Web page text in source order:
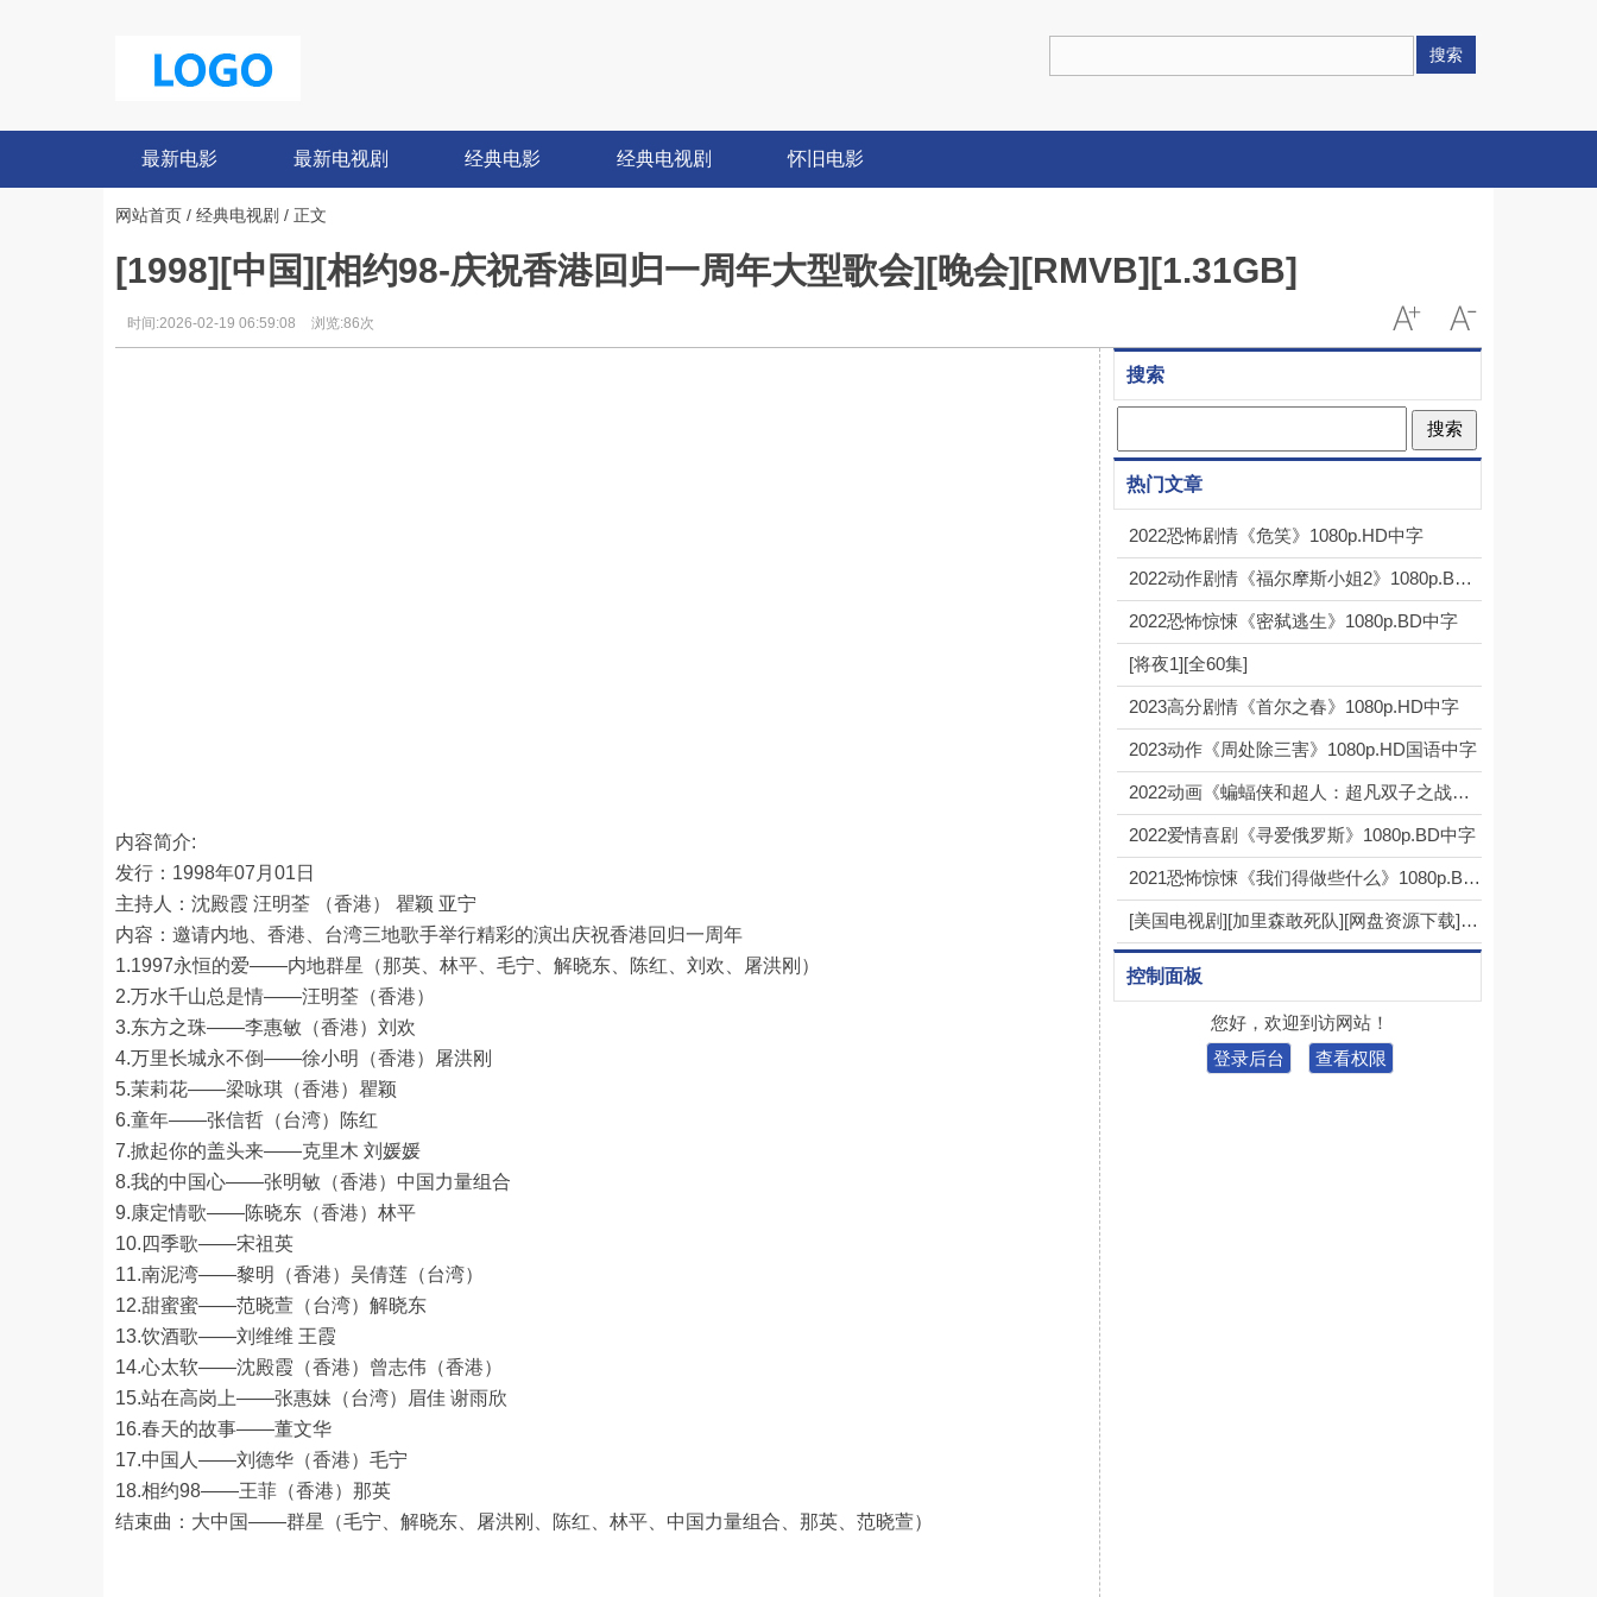
搜索
最新电影 最新电视剧 经典电影 经典电视剧 怀旧电影
网站首页 / 经典电视剧 / 正文
[1998][中国][相约98-庆祝香港回归一周年大型歌会][晚会][RMVB][1.31GB]
时间:2026-02-19 06:59:08 浏览:86次
内容简介:
发行：1998年07月01日
主持人：沈殿霞 汪明荃 （香港） 瞿颖 亚宁
内容：邀请内地、香港、台湾三地歌手举行精彩的演出庆祝香港回归一周年
1.1997永恒的爱——内地群星（那英、林平、毛宁、解晓东、陈红、刘欢、屠洪刚）
2.万水千山总是情——汪明荃（香港）
3.东方之珠——李惠敏（香港）刘欢
4.万里长城永不倒——徐小明（香港）屠洪刚
5.茉莉花——梁咏琪（香港）瞿颖
6.童年——张信哲（台湾）陈红
7.掀起你的盖头来——克里木 刘媛媛
8.我的中国心——张明敏（香港）中国力量组合
9.康定情歌——陈晓东（香港）林平
10.四季歌——宋祖英
11.南泥湾——黎明（香港）吴倩莲（台湾）
12.甜蜜蜜——范晓萱（台湾）解晓东
13.饮酒歌——刘维维 王霞
14.心太软——沈殿霞（香港）曾志伟（香港）
15.站在高岗上——张惠妹（台湾）眉佳 谢雨欣
16.春天的故事——董文华
17.中国人——刘德华（香港）毛宁
18.相约98——王菲（香港）那英
结束曲：大中国——群星（毛宁、解晓东、屠洪刚、陈红、林平、中国力量组合、那英、范晓萱）
搜索
热门文章
2022恐怖剧情《危笑》1080p.HD中字
2022动作剧情《福尔摩斯小姐2》1080p.BD中英双字
2022恐怖惊悚《密弑逃生》1080p.BD中字
[将夜1][全60集]
2023高分剧情《首尔之春》1080p.HD中字
2023动作《周处除三害》1080p.HD国语中字
2022动画《蝙蝠侠和超人：超凡双子之战》1080p.BD中英双字
2022爱情喜剧《寻爱俄罗斯》1080p.BD中字
2021恐怖惊悚《我们得做些什么》1080p.BD中英双字
[美国电视剧][加里森敢死队][网盘资源下载][高清MP4/...
控制面板
您好，欢迎到访网站！
登录后台
查看权限